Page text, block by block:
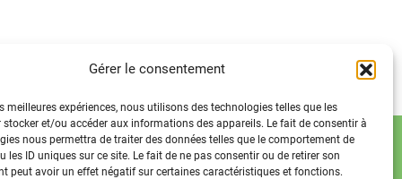
Gérer le consentement
meilleures expériences, nous utilisons des technologies telles que les
stocker et/ou accéder aux informations des appareils. Le fait de consentir à
nous permettra de traiter des données telles que le comportement de
les ID uniques sur ce site. Le fait de ne pas consentir ou de retirer son
peut avoir un effet négatif sur certaines caractéristiques et fonctions.